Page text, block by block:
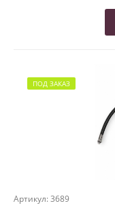
ПОД ЗАКАЗ
Артикул: 3689